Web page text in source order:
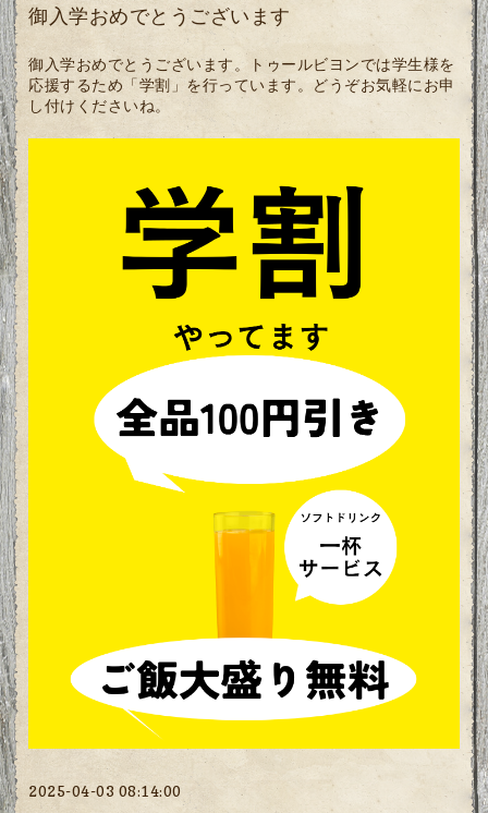
御入学おめでとうございます
御入学おめでとうございます。トゥールビヨンでは学生様を
応援するため「学割」を行っています。どうぞお気軽にお申
し付けくださいね。
2025-04-03 08:14:00